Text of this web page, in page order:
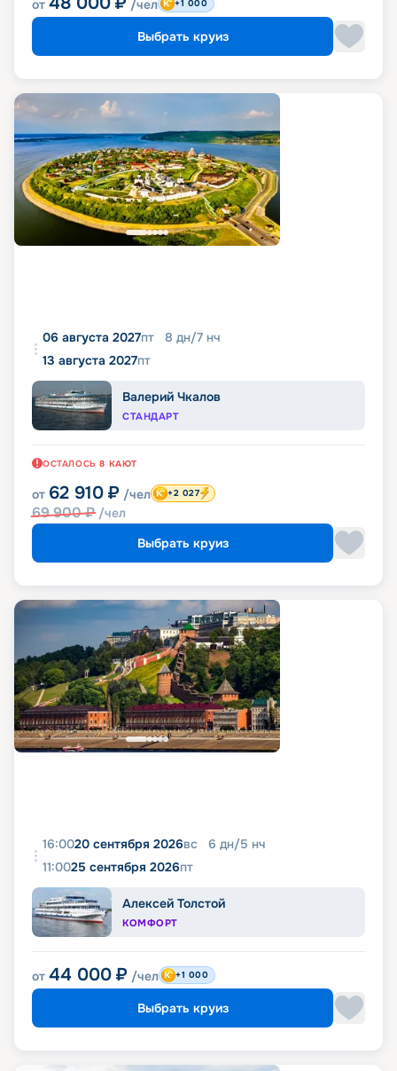
от /чел +1 000
Выбрать круиз
06 августа 2027пт 8 дн/7 нч
13 августа 2027пт
Валерий Чкалов
СТАНДАРТ
ОСТАЛОСЬ 8 КАЮТ
от 62 910 ₽ /чел
69 900₽ /чел
+2 027
Выбрать круиз
16:0020 сентября 2026вс 6 дн/5 нч
11:0025 сентября 2026пт
Алексей Толстой
КОМФОРТ
от 44 000 ₽ /чел +1 000
Выбрать круиз